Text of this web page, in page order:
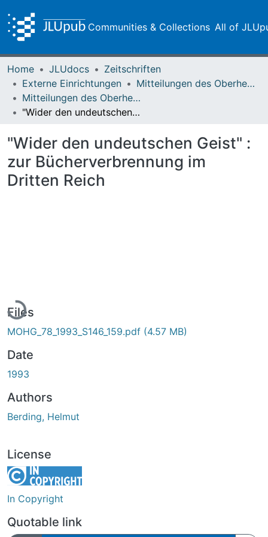
Communities & Collections All of
Home JLUdocs
Zeitschriften
Externe Einrichtungen
Mitteilungen des Oberhessischen Geschichtsvereins Gießen
Mitteilungen des Oberhessischen Geschichtsvereins Gießen Vol. 078 (1993)
"Wider den undeutschen Geist" : zur Bücherverbrennung im Dritten Reich
"Wider den undeutschen Geist" :
zur Bücherverbrennung im
Dritten Reich
Loading...
Files
MOHG_78_1993_S146_159.pdf (4.57 MB)
Date
1993
Authors
Berding, Helmut
License
In Copyright
Quotable link